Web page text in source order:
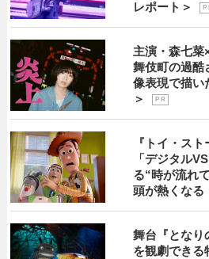
レポート＞
P
主演・森七
舞伎町の過酷
像表現で描い
＞
P R
『トイ・ス
「デジタル
る“時が流れ
頭が熱くなる
舞台『となり
を観劇でき